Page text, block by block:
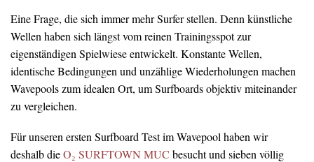
Eine Frage, die sich immer mehr Surfer stellen. Denn künstliche
Wellen haben sich längst vom reinen Trainingsspot zur
eigenständigen Spielwiese entwickelt. Konstante Wellen,
identische Bedingungen und unzählige Wiederholungen machen
Wavepools zum idealen Ort, um Surfboards objektiv miteinander
zu vergleichen.
Für unseren ersten Surfboard Test im Wavepool haben wir
deshalb dieO₂ SURFTOWN MUC besucht und sieben völlig